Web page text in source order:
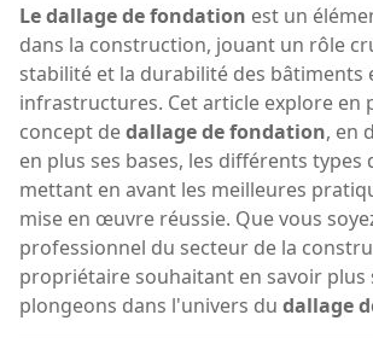
Le dallage de fondation est un
dans la construction, jouant un rôle
stabilité et la durabilité des bâtiments
infrastructures. Cet article explore en
concept dedallage de fondation, en
en plus ses bases, les différents types
mettant en avant les meilleures
mise en œuvre réussie. Que vous
professionnel du secteur de la
propriétaire souhaitant en savoir plus
plongeons dans l'univers du dallage